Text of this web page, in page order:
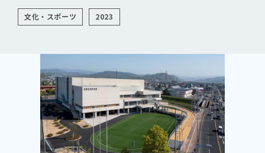
文化・スポーツ 2023